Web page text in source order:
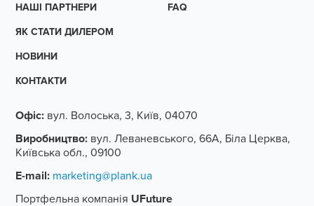
НАШІ ПАРТНЕРИ
ЯК СТАТИ ДИЛЕРОМ
НОВИНИ
КОНТАКТИ
FAQ
Офіс: вул. Волоська, 3, Київ, 04070
Виробництво: вул. Леваневського, 66А, Біла Церква,
Київська обл., 09100
E-mail: marketing@plank.ua
Портфельна компанія UFuture